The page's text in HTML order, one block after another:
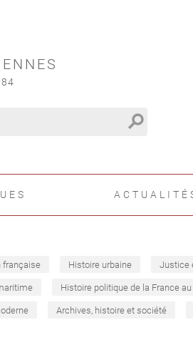
search
française Histoire urbaine Justice
Histoire politique de la France
Archives, histoire et société